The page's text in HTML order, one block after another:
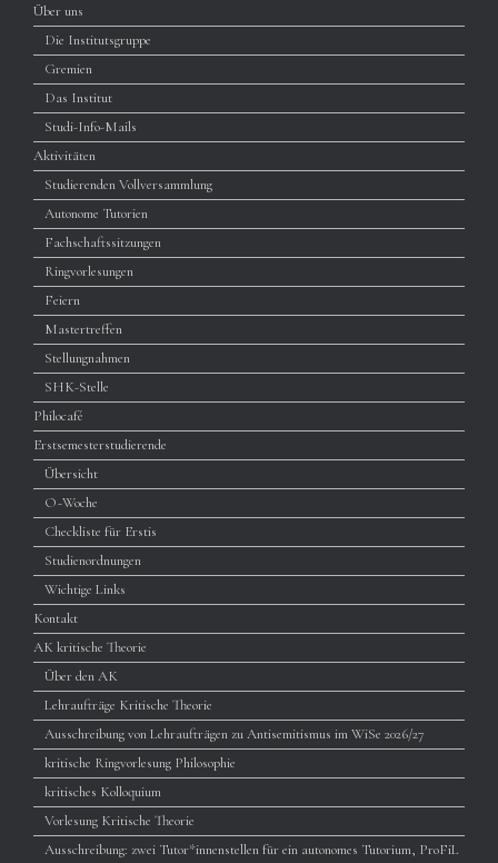
Über uns
Die Institutsgruppe
Gremien
Das Institut
Studi-Info-Mails
Aktivitäten
Studierenden Vollversammlung
Autonome Tutorien
Fachschaftssitzungen
Ringvorlesungen
Feiern
Mastertreffen
Stellungnahmen
SHK-Stelle
Philocafé
Erstsemesterstudierende
Übersicht
O~Woche
Checkliste für Erstis
Studienordnungen
Wichtige Links
Kontakt
AK kritische Theorie
Über den AK
Lehraufträge Kritische Theorie
Ausschreibung von Lehraufträgen zu Antisemitismus im WiSe 2026/27
kritische Ringvorlesung Philosophie
kritisches Kolloquium
Vorlesung Kritische Theorie
Ausschreibung: zwei Tutor*innenstellen für ein autonomes Tutorium, ProFiL